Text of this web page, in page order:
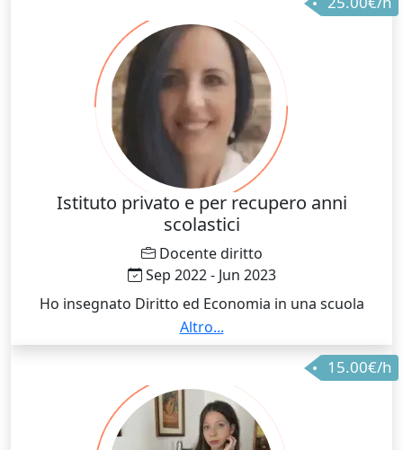
Istituto privato e per recupero anni
scolastici
Docente diritto
Sep 2022 - Jun 2023
Ho insegnato Diritto ed Economia in una scuola
privata occupandomi della progettazione delle
lezioni, della valutazione degli studenti e del supporto
personalizzato, soprattutto per chi aveva maggiori
difficoltà. Ho cercato sempre di rendere il diritto una
materia accessibile, concreta e collegata alla vita
reale, creando un clima sereno e motivante in classe.
Altro...
15.00€/h